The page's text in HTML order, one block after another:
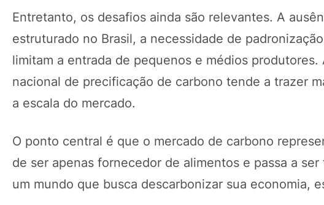
Entretanto, os desafios ainda são relevantes. A
estruturado no Brasil, a necessidade de
limitam a entrada de pequenos e médios
nacional de precificação de carbono tende a trazer
a escala do mercado.
O ponto central é que o mercado de carbono
de ser apenas fornecedor de alimentos e passa a
um mundo que busca descarbonizar sua economia,